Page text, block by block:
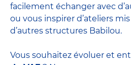
facilement échanger avec
ou vous inspirer d’ateliers
d’autres structures Babilou.
Vous souhaitez évoluer et